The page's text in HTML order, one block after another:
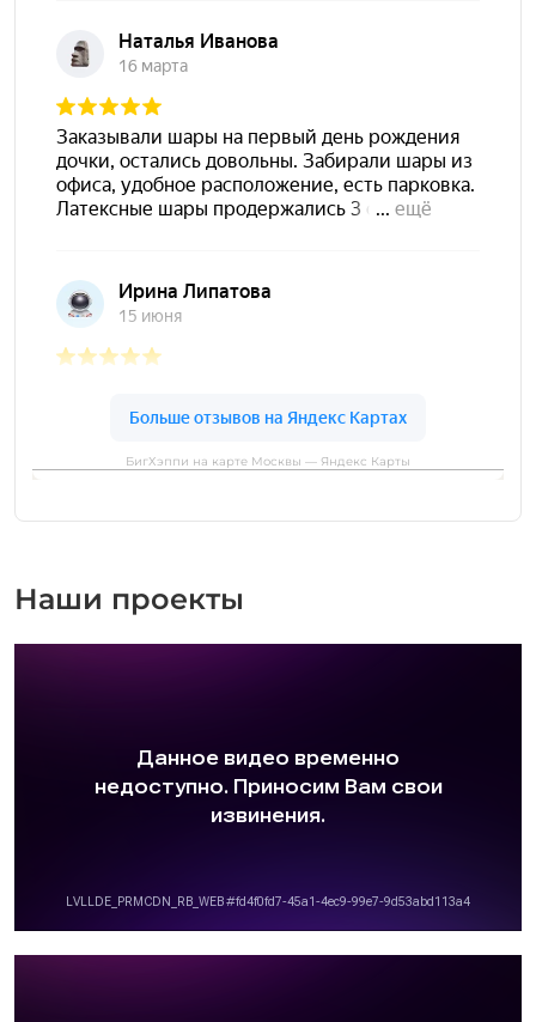
БигХэппи на карте Москвы — Яндекс Карты
Наши проекты